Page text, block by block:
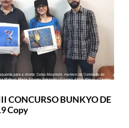
CONCURSO BUNKYO DE
Copy